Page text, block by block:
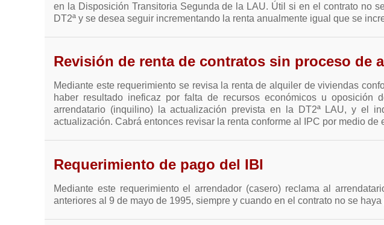
en la Disposición Transitoria Segunda de la LAU. Útil si en el contrato no
DT2ª y se desea seguir incrementando la renta anualmente igual que se
Revisión de renta de contratos sin proceso de
Mediante este requerimiento se revisa la renta de alquiler de viviendas
haber resultado ineficaz por falta de recursos económicos u oposición
arrendatario (inquilino) la actualización prevista en la DT2ª LAU, y el
actualización. Cabrá entonces revisar la renta conforme al IPC por medio
Requerimiento de pago del IBI
Mediante este requerimiento el arrendador (casero) reclama al
anteriores al 9 de mayo de 1995, siempre y cuando en el contrato no se